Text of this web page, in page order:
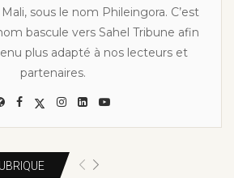
sous le nom Phileingora. C’est
bascule vers Sahel Tribune afin
plus adapté à nos lecteurs et
partenaires.